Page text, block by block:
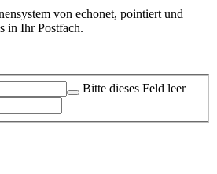
von echonet, pointiert und
in Ihr Postfach.
Bitte dieses Feld leer